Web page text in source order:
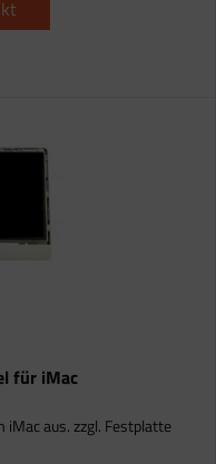
für iMac
aus. zzgl. Festplatte